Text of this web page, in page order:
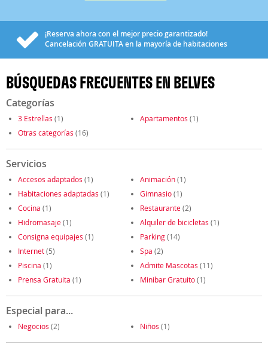
¡Reserva ahora con el mejor precio garantizado!
Cancelación GRATUITAen la mayoría de habitaciones
BÚSQUEDAS FRECUENTES EN BELVES
Categorías
3 Estrellas (1) Apartamentos (1)
Otras categorías (16)
Servicios
Accesos adaptados (1) Animación(1)
Habitaciones adaptadas (1) Gimnasio(1)
Cocina (1) Restaurante(2)
Hidromasaje(1) Alquiler de bicicletas (1)
Consigna equipajes (1) Parking(14)
Internet(5) Spa (2)
Piscina (1) Admite Mascotas (11)
Prensa Gratuita (1) Minibar Gratuito(1)
Especial para...
Negocios (2) Niños (1)